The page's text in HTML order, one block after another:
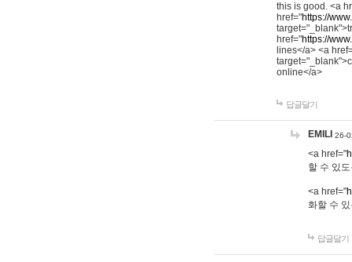
this is good. <a
href="https://
href="https://
lines</a> <a
online</a>
답글달기
EMILI 26-
<a href="
할 수 있
<a href="
화할 수
답글달기